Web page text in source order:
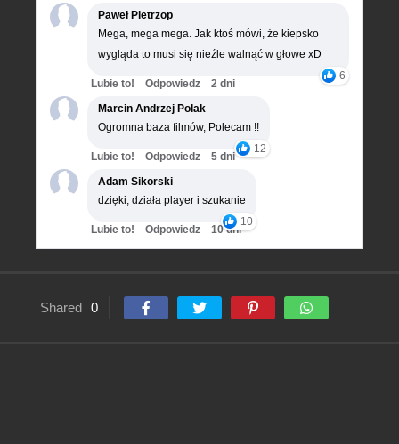
Paweł Pietrzop
Mega, mega mega. Jak ktoś mówi, że kiepsko
wygląda to musi się nieźle walnąć w głowe xD
6
Lubie to! Odpowiedz
2 dni
Marcin Andrzej Polak
Ogromna baza filmów, Polecam !!
12
Lubie to! Odpowiedz
5 dni
Adam Sikorski
dzięki, działa player i szukanie
10
Lubie to! Odpowiedz 10 dni
Shared 0